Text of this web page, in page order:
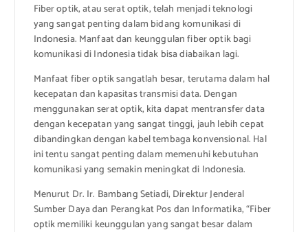
Fiber optik, atau serat optik, telah menjadi teknologi
yang sangat penting dalam bidang komunikasi di
Indonesia. Manfaat dan keunggulan fiber optik bagi
komunikasi di Indonesia tidak bisa diabaikan lagi.
Manfaat fiber optik sangatlah besar, terutama dalam hal
kecepatan dan kapasitas transmisi data. Dengan
menggunakan serat optik, kita dapat mentransfer data
dengan kecepatan yang sangat tinggi, jauh lebih cepat
dibandingkan dengan kabel tembaga konvensional. Hal
ini tentu sangat penting dalam memenuhi kebutuhan
komunikasi yang semakin meningkat di Indonesia.
Menurut Dr. Ir. Bambang Setiadi, Direktur Jenderal
Sumber Daya dan Perangkat Pos dan Informatika, “Fiber
optik memiliki keunggulan yang sangat besar dalam